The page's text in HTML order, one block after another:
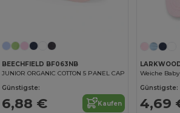
BEECHFIELD BF063NB
JUNIOR ORGANIC COTTON 5 PANEL CAP
Günstigste:
6,88 € Kaufen
Günstigste:
4,69